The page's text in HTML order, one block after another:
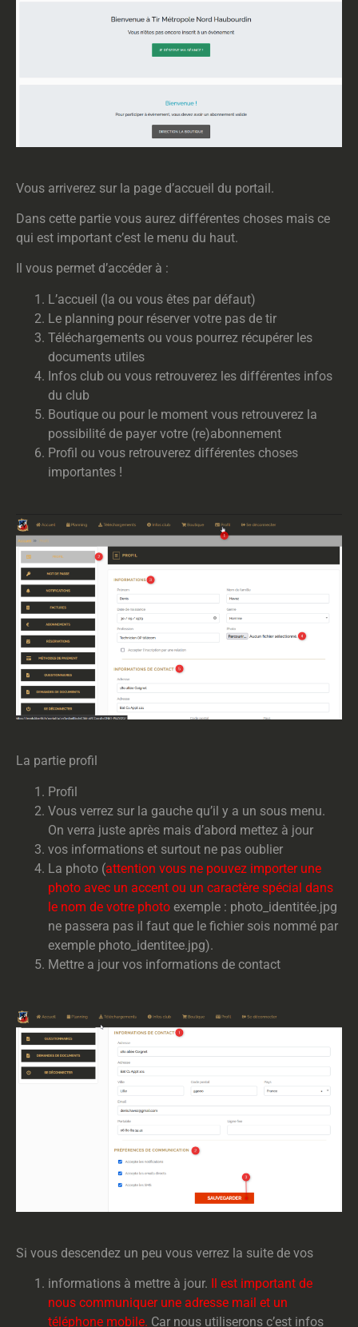
Vous arriverez sur la page d’accueil du portail.
Dans cette partie vous aurez différentes choses mais ce
qui est important c’est le menu du haut.
Il vous permet d’accéder à :
L’accueil (la ou vous êtes par défaut)
Le planning pour réserver votre pas de tir
Téléchargements ou vous pourrez récupérer les
documents utiles
Infos club ou vous retrouverez les différentes infos
du club
Boutique ou pour le moment vous retrouverez la
possibilité de payer votre (re)abonnement
Profil ou vous retrouverez différentes choses
importantes !
La partie profil
Profil
Vous verrez sur la gauche qu’il y a un sous menu.
On verra juste après mais d’abord mettez à jour
vos informations et surtout ne pas oublier
La photo (attention vous ne pouvez importer une
photo avec un accent ou un caractère spécial dans
le nom de votre photo exemple : photo_identitée.jpg
ne passera pas il faut que le fichier sois nommé par
exemple photo_identitee.jpg).
Mettre a jour vos informations de contact
Si vous descendez un peu vous verrez la suite de vos
informations à mettre à jour.
Il est important de
nous communiquer une adresse mail et un
téléphone mobile. Car nous utiliserons c’est infos